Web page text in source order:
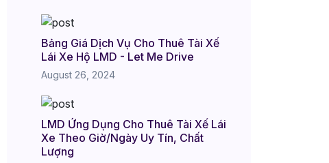
Bảng Giá Dịch Vụ Cho Thuê Tài Xế
Lái Xe Hộ LMD - Let Me Drive
August 26, 2024
LMD Ứng Dụng Cho Thuê Tài Xế Lái
Xe Theo Giờ/Ngày Uy Tín, Chất
Lượng